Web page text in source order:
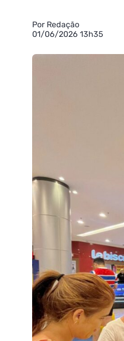
Por Redação
01/06/2026 13h35